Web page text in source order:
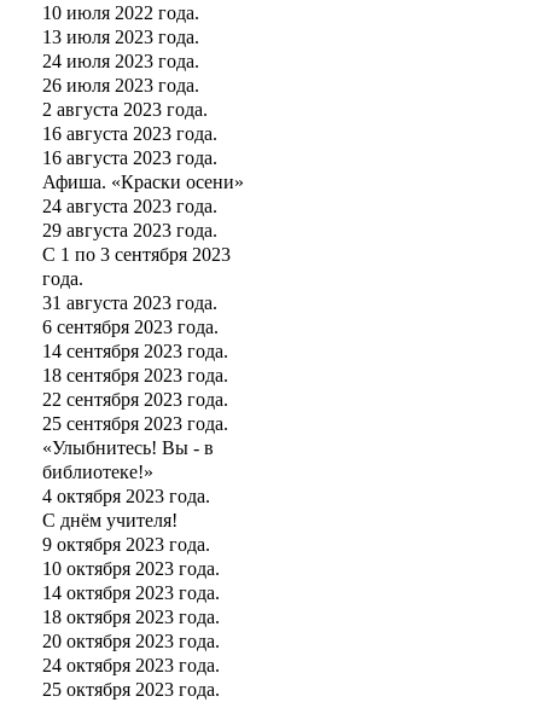
10 июля 2022 года.
13 июля 2023 года.
24 июля 2023 года.
26 июля 2023 года.
2 августа 2023 года.
16 августа 2023 года.
16 августа 2023 года.
Афиша. «Краски осени»
24 августа 2023 года.
29 августа 2023 года.
С 1 по 3 сентября 2023
года.
31 августа 2023 года.
6 сентября 2023 года.
14 сентября 2023 года.
18 сентября 2023 года.
22 сентября 2023 года.
25 сентября 2023 года.
«Улыбнитесь! Вы - в
библиотеке!»
4 октября 2023 года.
С днём учителя!
9 октября 2023 года.
10 октября 2023 года.
14 октября 2023 года.
18 октября 2023 года.
20 октября 2023 года.
24 октября 2023 года.
25 октября 2023 года.